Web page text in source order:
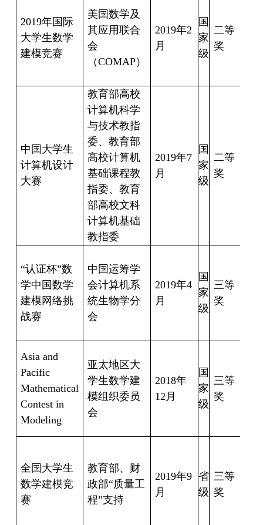
2019年国际
大学生数学
建模竞赛
美国数学及
其应用联合
会
（COMAP）
2019年2
月
国
家
级
二等
奖
中国大学生
计算机设计
大赛
教育部高校
计算机科学
与技术教指
委、教育部
高校计算机
基础课程教
指委、教育
部高校文科
计算机基础
教指委
2019年7
月
国
家
级
二等
奖
“认证杯”数
学中国数学
建模网络挑
战赛
中国运筹学
会计算机系
统生物学分
会
2019年4
月
国
家
级
三等
奖
Asia and
Pacific
Mathematical
Contest in
Modeling
亚太地区大
学生数学建
模组织委员
会
2018年
12 月
国
家
级
三等
奖
全国大学生
数学建模竞
赛
教育部、财
政部“质量工
程”支持
2019年9
月
省
级
三等
奖